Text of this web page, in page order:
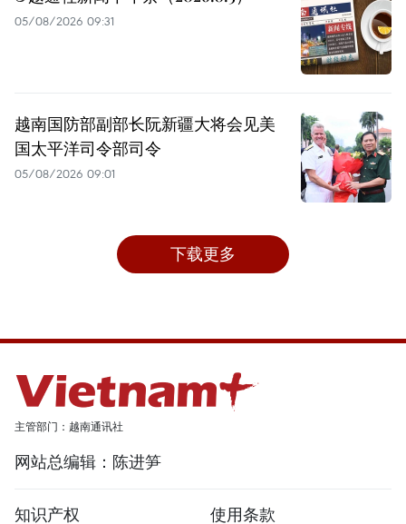
05/08/2026 09:31
越南国防部副部长阮新疆大将会见美
国太平洋司令部司令
05/08/2026 09:01
下载更多
主管部门：越南通讯社
网站总编辑：陈进笋
知识产权 使用条款